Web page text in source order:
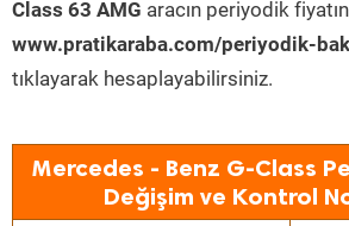
Class 63 AMG aracın periyodik
www.pratikaraba.com/periyodik-
tıklayarak hesaplayabilirsiniz.
Mercedes - Benz G-Class
Değişim ve Kontrol